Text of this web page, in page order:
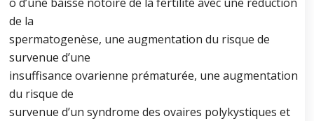
de la
spermatogenèse, une augmentation du risque de
survenue d’une
insuffisance ovarienne prématurée, une augmentation
du risque de
survenue d’un syndrome des ovaires polykystiques et